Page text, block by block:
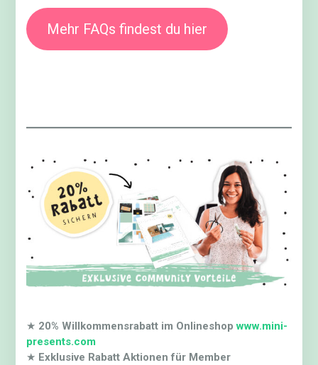
Mehr FAQs findest du hier
★ 20% Willkommensrabatt im Onlineshopwww.mini-
presents.com
★ Exklusive Rabatt Aktionen für Member